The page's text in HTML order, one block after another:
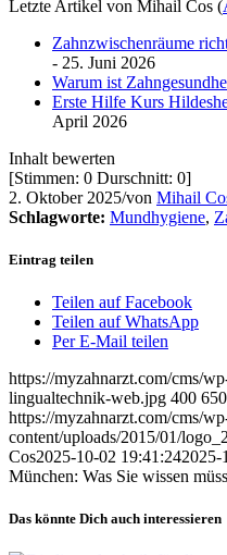
Letzte Artikel von Mihail Cos (
Zahnzwischenräume
- 25. Juni 2026
Warum ist
Erste Hilfe Kurs
April 2026
Inhalt bewerten
[Stimmen: 0 Durschnitt: 0]
2. Oktober 2025/von Mihail
Schlagworte: Mundhygiene,
Eintrag teilen
Teilen auf Facebook
Teilen auf WhatsApp
Per E-Mail teilen
https://myzahnarzt.com/cms/
lingualtechnik-web.jpg 400 650
https://myzahnarzt.com/cms/
content/uploads/2015/01/
Cos2025-10-02 19:41:242025-
München: Was Sie wissen
Das könnte Dich auch interessieren